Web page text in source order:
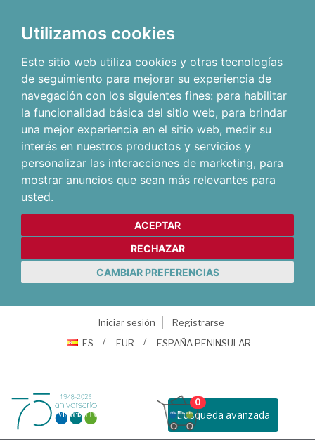
Utilizamos cookies
Este sitio web utiliza cookies y otras tecnologías
de seguimiento para mejorar su experiencia de
navegación con los siguientes fines: para habilitar
la funcionalidad básica del sitio web, para brindar
una mejor experiencia en el sitio web, medir su
interés en nuestros productos y servicios y
personalizar las interacciones de marketing, para
mostrar anuncios que sean más relevantes para
usted.
ACEPTAR
RECHAZAR
CAMBIAR PREFERENCIAS
Iniciar sesión
Registrarse
ES
EUR ESPAÑA PENINSULAR
Busqueda avanzada
0